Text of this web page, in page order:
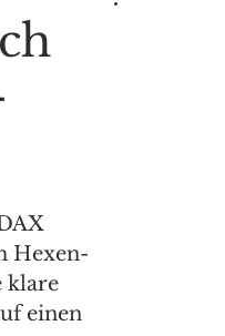
Hexen-
klare
einen